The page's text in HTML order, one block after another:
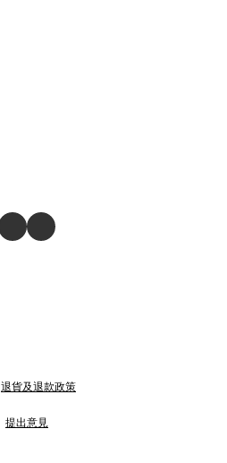
退貨及退款政策
提出意見